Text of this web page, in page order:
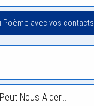
Poème avec vos contacts
Nous Aider…